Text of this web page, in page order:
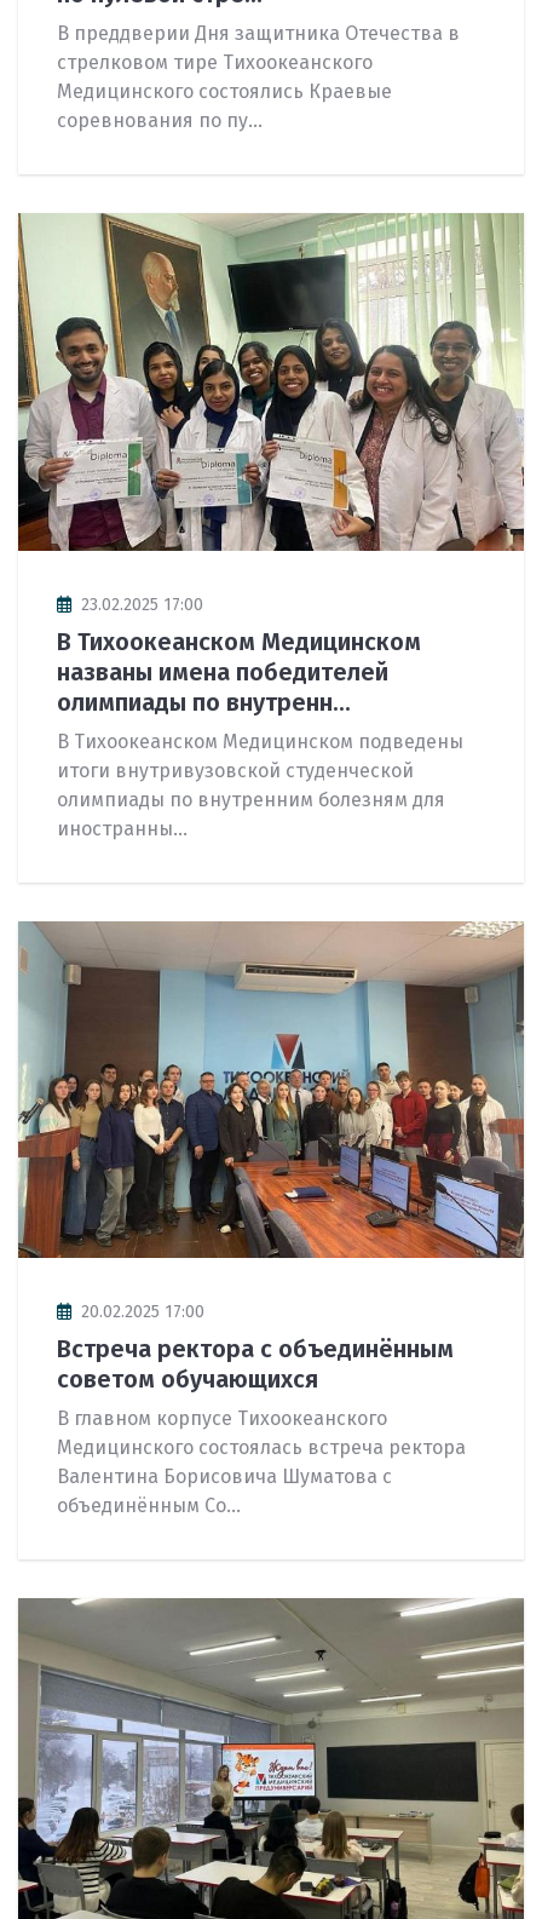
В преддверии Дня защитника Отечества в
стрелковом тире Тихоокеанского
Медицинского состоялись Краевые
соревнования по пу...
23.02.2025 17:00
В Тихоокеанском Медицинском
названы имена победителей
олимпиады по внутренн...
В Тихоокеанском Медицинском подведены
итоги внутривузовской студенческой
олимпиады по внутренним болезням для
иностранны...
20.02.2025 17:00
Встреча ректора с объединённым
советом обучающихся
В главном корпусе Тихоокеанского
Медицинского состоялась встреча ректора
Валентина Борисовича Шуматова с
объединённым Со...